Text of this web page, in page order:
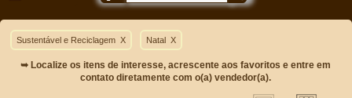
Sustentável e Reciclagem X Natal X
➥ Localize os itens de interesse, acrescente aos favoritos e entre em
contato diretamente com o(a) vendedor(a).